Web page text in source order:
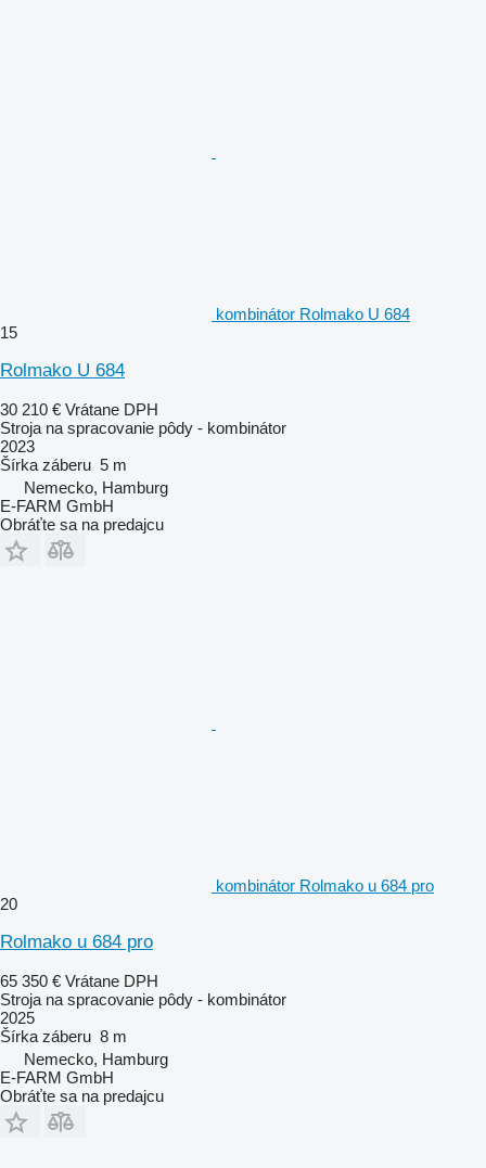
kombinátor Rolmako U 684
15
Rolmako U 684
30 210 € Vrátane DPH
Stroja na spracovanie pôdy - kombinátor
2023
Šírka záberu 5 m
Nemecko, Hamburg
E-FARM GmbH
Obráťte sa na predajcu
kombinátor Rolmako u 684 pro
20
Rolmako u 684 pro
65 350 € Vrátane DPH
Stroja na spracovanie pôdy - kombinátor
2025
Šírka záberu 8 m
Nemecko, Hamburg
E-FARM GmbH
Obráťte sa na predajcu